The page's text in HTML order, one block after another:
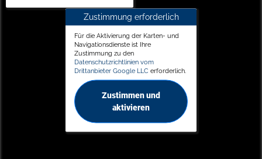
Zustimmung erforderlich
Für die Aktivierung der Karten- und
Navigationsdienste ist Ihre
Zustimmung zu den
Datenschutzrichtlinien vom
Drittanbieter Google LLC erforderlich.
Zustimmen und
aktivieren